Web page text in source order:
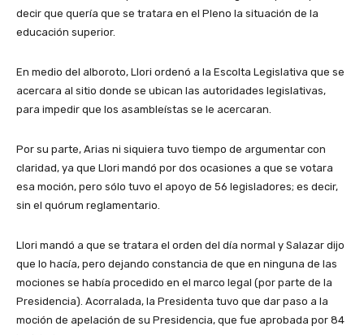
decir que quería que se tratara en el Pleno la situación de la
educación superior.
En medio del alboroto, Llori ordenó a la Escolta Legislativa que se
acercara al sitio donde se ubican las autoridades legislativas,
para impedir que los asambleístas se le acercaran.
Por su parte, Arias ni siquiera tuvo tiempo de argumentar con
claridad, ya que Llori mandó por dos ocasiones a que se votara
esa moción, pero sólo tuvo el apoyo de 56 legisladores; es decir,
sin el quórum reglamentario.
Llori mandó a que se tratara el orden del día normal y Salazar dijo
que lo hacía, pero dejando constancia de que en ninguna de las
mociones se había procedido en el marco legal (por parte de la
Presidencia). Acorralada, la Presidenta tuvo que dar paso a la
moción de apelación de su Presidencia, que fue aprobada por 84